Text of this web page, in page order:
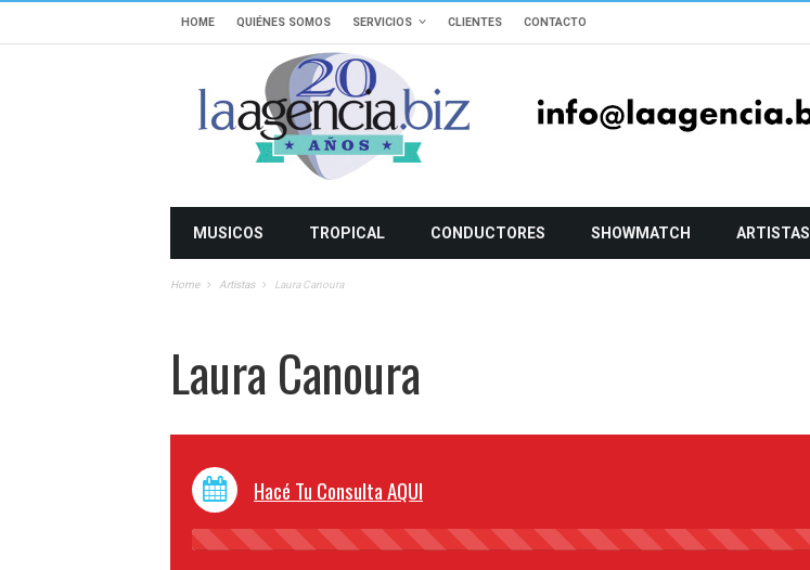
HOME QUIÉNES SOMOS SERVICIOS CLIENTES CONTACTO
MUSICOS TROPICAL CONDUCTORES SHOWMATCH ARTISTAS
Home Artistas Laura Canoura
Laura Canoura
Hacé Tu Consulta AQUI
45%